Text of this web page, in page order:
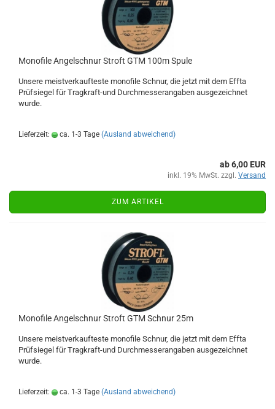
Monofile Angelschnur Stroft GTM 100m Spule
Unsere meistverkaufteste monofile Schnur, die jetzt mit dem Effta
Prüfsiegel für Tragkraft-und Durchmesserangaben ausgezeichnet
wurde.
Lieferzeit: ca. 1-3 Tage (Ausland abweichend)
ab 6,00 EUR
inkl. 19% MwSt. zzgl. Versand
ZUM ARTIKEL
Monofile Angelschnur Stroft GTM Schnur 25m
Unsere meistverkaufteste monofile Schnur, die jetzt mit dem Effta
Prüfsiegel für Tragkraft-und Durchmesserangaben ausgezeichnet
wurde.
Lieferzeit: ca. 1-3 Tage (Ausland abweichend)